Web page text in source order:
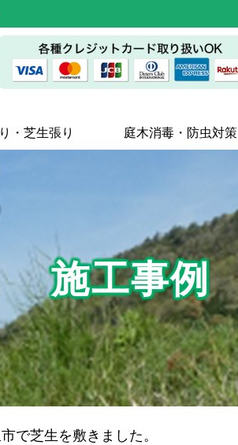
・芝生張り 庭木消毒・防虫対策
施工事例
で芝生を敷きました。